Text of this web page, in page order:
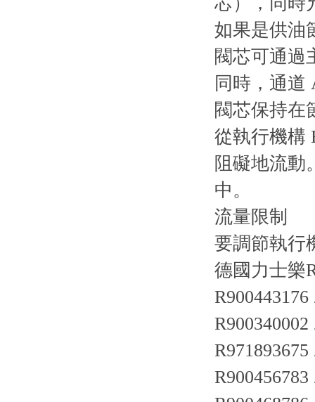
如果是供油
閥芯可通過
同時，通道
閥芯保持在
從執行機構
阻礙地流動
中。
流量限制
要調節執行
德國力士樂
R900443176